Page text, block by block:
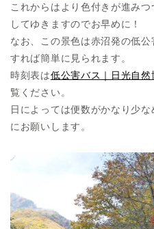
これからはより色付きが進み
してゆきますのでお早めに！
なお、この景色は赤沼発の低
すれば簡単に見られます。
時刻表は低公害バス｜日光自然
覧ください。
日によっては便数がかなり少
にお願いします。